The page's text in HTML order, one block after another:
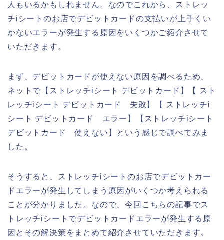
人もいるかもしれません。なのでこれから、ストレッ
チiシートのお店でデビットカードの支払いが上手くい
かないエラーが発生する原因をいくつかご紹介させて
いただきます。
まず、デビットカードが使えない原因を調べるため、
ネットで【ストレッチiシート デビットカード】【 スト
レッチiシート デビットカード 失敗】【 ストレッチi
シート デビットカード エラー】【ストレッチiシート
デビットカード 使えない】という感じで調べてみま
した。
そうすると、ストレッチiシートのお店でデビットカー
ドエラーが発生してしまう原因がいくつか考えられる
ことが分かりました。なので、今回こちらの記事でス
トレッチiシートでデビットカードエラーが発生する原
因とその解決策をまとめて紹介させていただきます。